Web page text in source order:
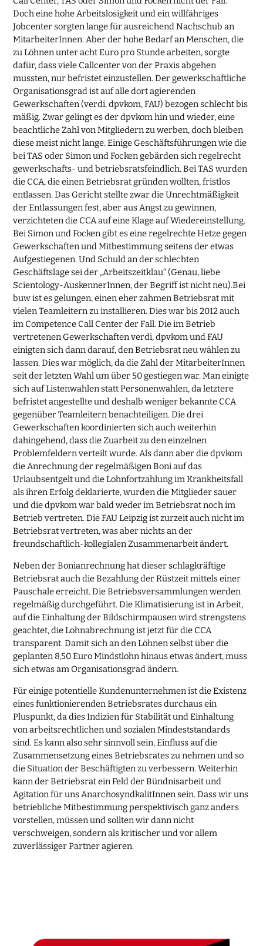
Doch eine hohe Arbeitslosigkeit und ein willfähriges
Jobcenter sorgten lange für ausreichend Nachschub an
MitarbeiterInnen. Aber der hohe Bedarf an Menschen, die
zu Löhnen unter acht Euro pro Stunde arbeiten, sorgte
dafür, dass viele Callcenter von der Praxis abgehen
mussten, nur befristet einzustellen. Der gewerkschaftliche
Organisationsgrad ist auf alle dort agierenden
Gewerkschaften (verdi, dpvkom, FAU) bezogen schlecht bis
mäßig. Zwar gelingt es der dpvkom hin und wieder, eine
beachtliche Zahl von Mitgliedern zu werben, doch bleiben
diese meist nicht lange. Einige Geschäftsführungen wie die
bei TAS oder Simon und Focken gebärden sich regelrecht
gewerkschafts- und betriebsratsfeindlich. Bei TAS wurden
die CCA, die einen Betriebsrat gründen wollten, fristlos
entlassen. Das Gericht stellte zwar die Unrechtmäßigkeit
der Entlassungen fest, aber aus Angst zu gewinnen,
verzichteten die CCA auf eine Klage auf Wiedereinstellung.
Bei Simon und Focken gibt es eine regelrechte Hetze gegen
Gewerkschaften und Mitbestimmung seitens der etwas
Aufgestiegenen. Und Schuld an der schlechten
Geschäftslage sei der „Arbeitszeitklau“ (Genau, liebe
Scientology-AuskennerInnen, der Begriff ist nicht neu).Bei
buw ist es gelungen, einen eher zahmen Betriebsrat mit
vielen Teamleitern zu installieren. Dies war bis 2012 auch
im Competence Call Center der Fall. Die im Betrieb
vertretenen Gewerkschaften verdi, dpvkom und FAU
einigten sich dann darauf, den Betriebsrat neu wählen zu
lassen. Dies war möglich, da die Zahl der MitarbeiterInnen
seit der letzten Wahl um über 50 gestiegen war. Man einigte
sich auf Listenwahlen statt Personenwahlen, da letztere
befristet angestellte und deshalb weniger bekannte CCA
gegenüber Teamleitern benachteiligen. Die drei
Gewerkschaften koordinierten sich auch weiterhin
dahingehend, dass die Zuarbeit zu den einzelnen
Problemfeldern verteilt wurde. Als dann aber die dpvkom
die Anrechnung der regelmäßigen Boni auf das
Urlaubsentgelt und die Lohnfortzahlung im Krankheitsfall
als ihren Erfolg deklarierte, wurden die Mitglieder sauer
und die dpvkom war bald weder im Betriebsrat noch im
Betrieb vertreten. Die FAU Leipzig ist zurzeit auch nicht im
Betriebsrat vertreten, was aber nichts an der
freundschaftlich-kollegialen Zusammenarbeit ändert.
Neben der Bonianrechnung hat dieser schlagkräftige
Betriebsrat auch die Bezahlung der Rüstzeit mittels einer
Pauschale erreicht. Die Betriebsversammlungen werden
regelmäßig durchgeführt. Die Klimatisierung ist in Arbeit,
auf die Einhaltung der Bildschirmpausen wird strengstens
geachtet, die Lohnabrechnung ist jetzt für die CCA
transparent. Damit sich an den Löhnen selbst über die
geplanten 8,50 Euro Mindstlohn hinaus etwas ändert, muss
sich etwas am Organisationsgrad ändern.
Für einige potentielle Kundenunternehmen ist die Existenz
eines funktionierenden Betriebsrates durchaus ein
Pluspunkt, da dies Indizien für Stabilität und Einhaltung
von arbeitsrechtlichen und sozialen Mindeststandards
sind. Es kann also sehr sinnvoll sein, Einfluss auf die
Zusammensetzung eines Betriebsrates zu nehmen und so
die Situation der Beschäftigten zu verbessern. Weiterhin
kann der Betriebsrat ein Feld der Bündnisarbeit und
Agitation für uns AnarchosyndkalitInnen sein. Dass wir uns
betriebliche Mitbestimmung perspektivisch ganz anders
vorstellen, müssen und sollten wir dann nicht
verschweigen, sondern als kritischer und vor allem
zuverlässiger Partner agieren.